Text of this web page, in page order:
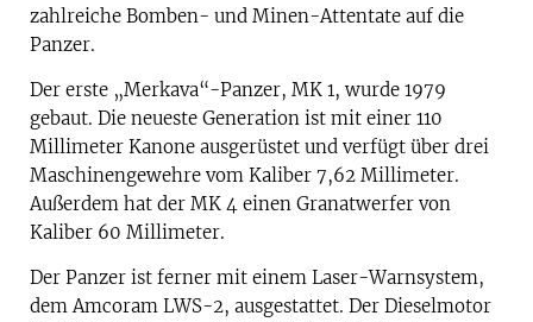
zahlreiche Bomben- und Minen-Attentate auf die
Panzer.
Der erste „Merkava“-Panzer, MK 1, wurde 1979
gebaut. Die neueste Generation ist mit einer 110
Millimeter Kanone ausgerüstet und verfügt über drei
Maschinengewehre vom Kaliber 7,62 Millimeter.
Außerdem hat der MK 4 einen Granatwerfer von
Kaliber 60 Millimeter.
Der Panzer ist ferner mit einem Laser-Warnsystem,
dem Amcoram LWS-2, ausgestattet. Der Dieselmotor